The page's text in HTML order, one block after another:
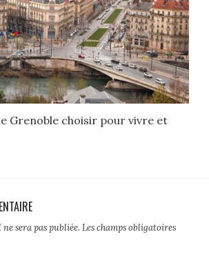
Grenoble choisir pour vivre et
sera pas publiée. Les champs obligatoires